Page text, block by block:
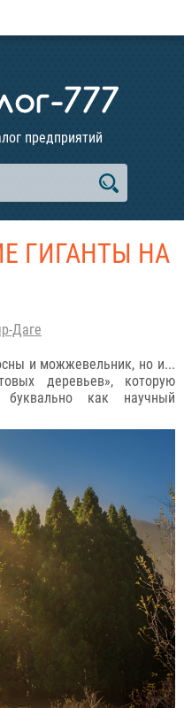
предприятий
ГИГАНТЫ НА
Даге
и можжевельник, но и...
деревьев», которую
как научный